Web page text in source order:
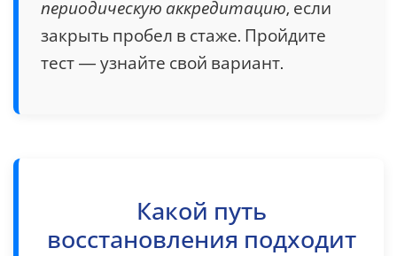
периодическую аккредитацию, если
закрыть пробел в стаже. Пройдите
тест — узнайте свой вариант.
Какой путь
восстановления подходит